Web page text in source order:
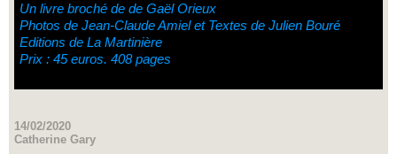
Un livre broché de de Gaël Orieux
Photos de Jean-Claude Amiel et Textes de Julien Bouré
Editions de La Martinière
Prix : 45 euros. 408 pages
14/02/2020
Catherine Gary